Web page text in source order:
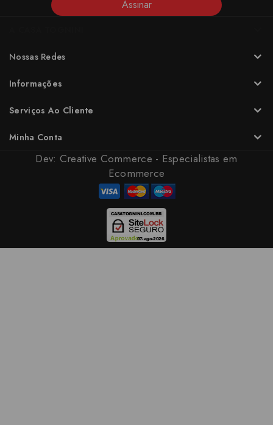
Assinar
Nossas Redes
Informações
Serviços Ao Cliente
Minha Conta
Dev: Creative Commerce - Especialistas em
Ecommerce